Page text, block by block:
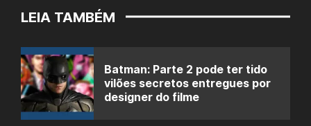
LEIA TAMBÉM
Batman: Parte 2 pode ter tido
vilões secretos entregues por
designer do filme